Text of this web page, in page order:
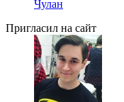
Чулан
Пригласил на сайт